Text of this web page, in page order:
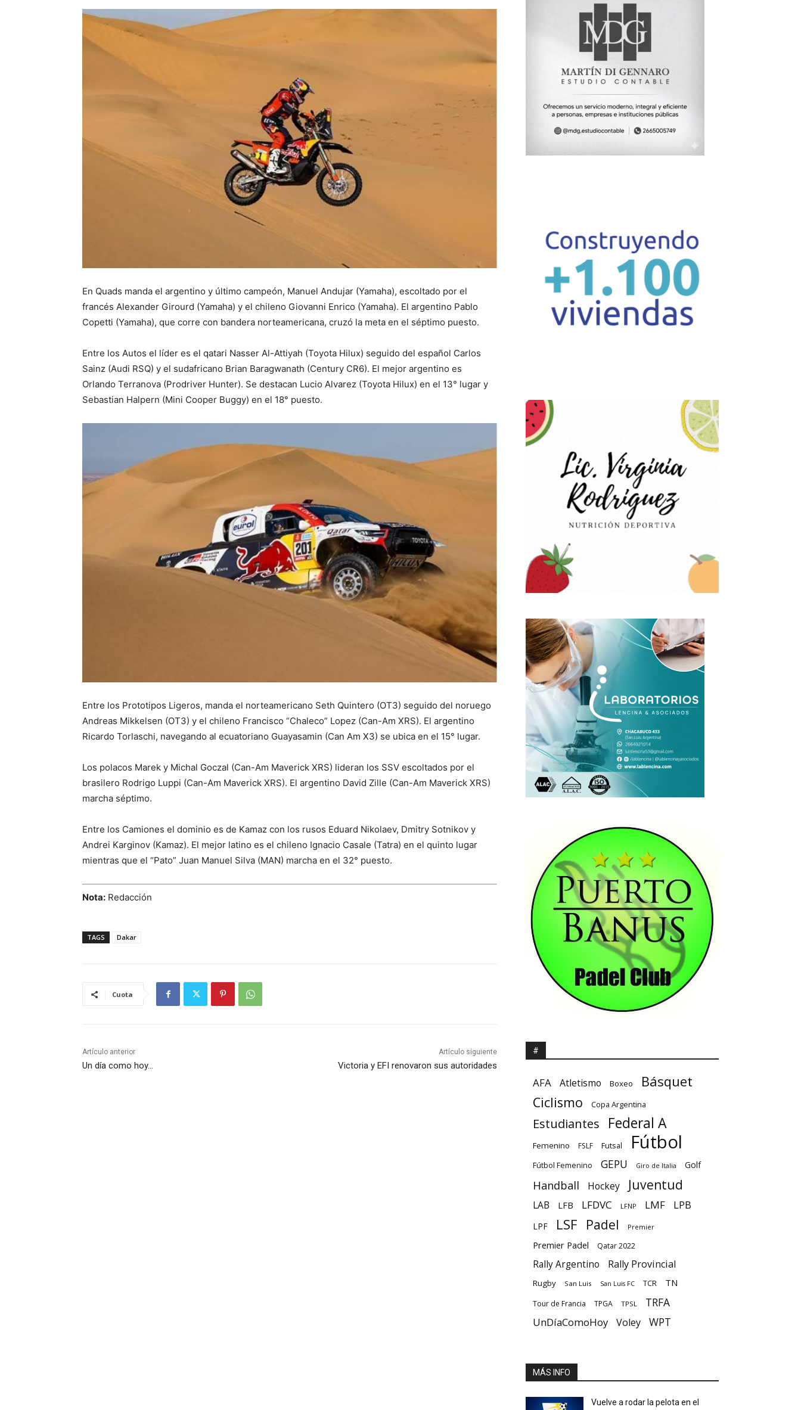
En Quads manda el argentino y último campeón, Manuel Andujar (Yamaha), escoltado por el
francés Alexander Girourd (Yamaha) y el chileno Giovanni Enrico (Yamaha). El argentino Pablo
Copetti (Yamaha), que corre con bandera norteamericana, cruzó la meta en el séptimo puesto.
Entre los Autos el líder es el qatari Nasser Al-Attiyah (Toyota Hilux) seguido del español Carlos
Sainz (Audi RSQ) y el sudafricano Brian Baragwanath (Century CR6). El mejor argentino es
Orlando Terranova (Prodriver Hunter). Se destacan Lucio Alvarez (Toyota Hilux) en el 13° lugar y
Sebastian Halpern (Mini Cooper Buggy) en el 18° puesto.
Entre los Prototipos Ligeros, manda el norteamericano Seth Quintero (OT3) seguido del noruego
Andreas Mikkelsen (OT3) y el chileno Francisco “Chaleco” Lopez (Can-Am XRS). El argentino
Ricardo Torlaschi, navegando al ecuatoriano Guayasamin (Can Am X3) se ubica en el 15° lugar.
Los polacos Marek y Michal Goczal (Can-Am Maverick XRS) lideran los SSV escoltados por el
brasilero Rodrigo Luppi (Can-Am Maverick XRS). El argentino David Zille (Can-Am Maverick XRS)
marcha séptimo.
Entre los Camiones el dominio es de Kamaz con los rusos Eduard Nikolaev, Dmitry Sotnikov y
Andrei Karginov (Kamaz). El mejor latino es el chileno Ignacio Casale (Tatra) en el quinto lugar
mientras que el “Pato” Juan Manuel Silva (MAN) marcha en el 32° puesto.
Nota: Redacción
TAGS Dakar
Cuota
Artículo anterior
Un día como hoy…
Artículo siguiente
Victoria y EFI renovaron sus autoridades
#
AFA Atletismo Boxeo Básquet
Ciclismo Copa Argentina
Estudiantes Federal A
Femenino FSLF Futsal Fútbol
Fútbol Femenino GEPU Giro de Italia Golf
Handball Hockey Juventud
LAB LFB LFDVC LFNP LMF LPB
LPF LSF Padel Premier
Premier Padel Qatar 2022
Rally Argentino Rally Provincial
Rugby San Luis San Luis FC TCR TN
Tour de Francia TPGA TPSL TRFA
UnDíaComoHoy Voley WPT
MÁS INFO
Vuelve a rodar la pelota en el